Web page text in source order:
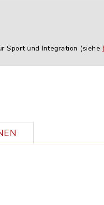
Sport und Integration (siehe